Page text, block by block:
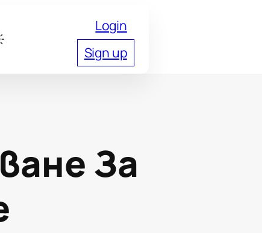
Login
Sign up
За